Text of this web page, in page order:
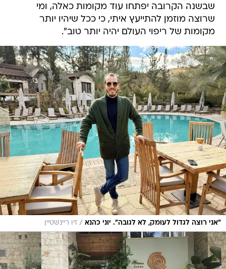
שבשנה הקרובה יפתחו עוד מקומות כאלה, ומי
שרוצה מוזמן להתייעץ איתי, כי ככל שיהיו יותר
מקומות של ריפוי העולם יהיה יותר טוב".
"אני רוצה לגדול לעומק, לא לגובה". יוני כהנא / זיו ריינשטיין